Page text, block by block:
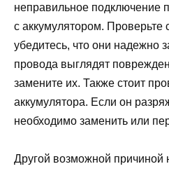
неправильное подключение
с аккумулятором. Проверьте
убедитесь, что они надежно
провода выглядят
замените их. Также стоит
аккумулятора. Если он
необходимо заменить или
Другой возможной причиной